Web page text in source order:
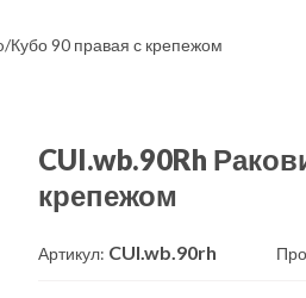
Кубо 90 правая с крепежом
CUI.wb.90Rh
крепежом
Артикул: CUI.wb.90rh